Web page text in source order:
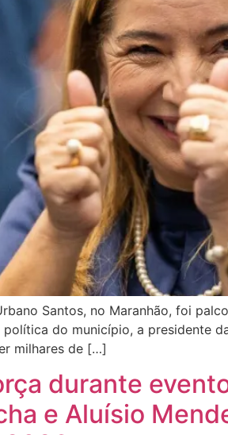
Santos, no Maranhão, foi
do município, a presidente
milhares de […]
durante
e Aluísio